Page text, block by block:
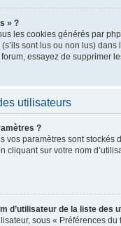
» ?
les cookies générés par
sont lus ou non lus)
essayez de supprimer
utilisateurs
?
vos paramètres sont
cliquant sur votre nom
d’utilisateur de la liste des
sous « Préférences